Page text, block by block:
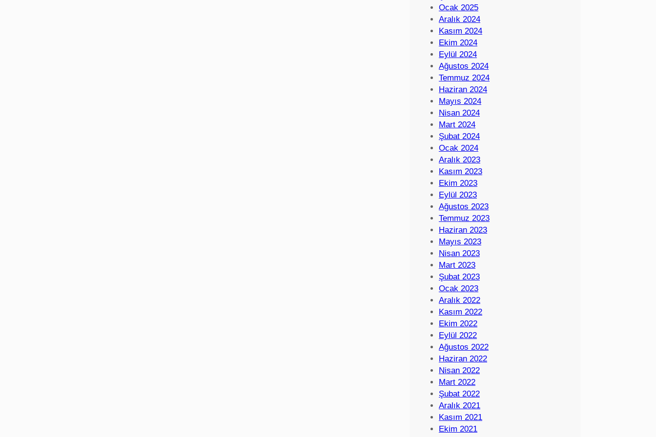
Ocak 2025
Aralık 2024
Kasım 2024
Ekim 2024
Eylül 2024
Ağustos 2024
Temmuz 2024
Haziran 2024
Mayıs 2024
Nisan 2024
Mart 2024
Şubat 2024
Ocak 2024
Aralık 2023
Kasım 2023
Ekim 2023
Eylül 2023
Ağustos 2023
Temmuz 2023
Haziran 2023
Mayıs 2023
Nisan 2023
Mart 2023
Şubat 2023
Ocak 2023
Aralık 2022
Kasım 2022
Ekim 2022
Eylül 2022
Ağustos 2022
Haziran 2022
Nisan 2022
Mart 2022
Şubat 2022
Aralık 2021
Kasım 2021
Ekim 2021